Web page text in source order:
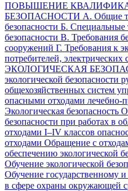
ПОВЫШЕНИЕ
БЕЗОПАСНОСТИ А. Общие
безопасности Б. Специальные
безопасности В. Требования
сооружений Г. Требования к
потребителей, электрических
ЭКОЛОГИЧЕСКАЯ
экологической безопасности
общехозяйственных систем
опасными отходами лечебно-
Экологическая безопасность
безопасности при работах в
отходами I–IV классов
отходами Обращение с
обеспечению экологической
Обучение экологической
Обучение государственному
в сфере охраны окружающей